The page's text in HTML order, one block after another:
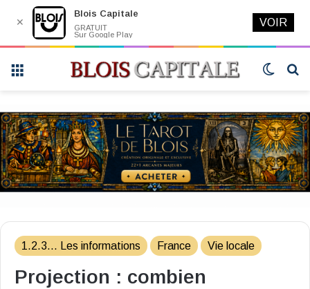
Switch
1.2.3... Les informations France Vie locale
Projection : combien
✕
Blois Capitale
GRATUIT
Sur Google Play
VOIR